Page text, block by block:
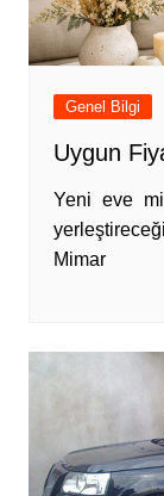
Genel Bilgi
Uygun
Yeni eve mi
Mimar